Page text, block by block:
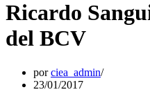
Ricardo
del BCV
porciea_admin
23/01/2017